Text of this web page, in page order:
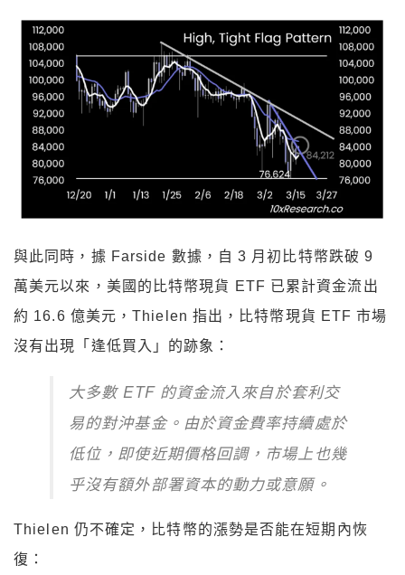
與此同時，據 Farside 數據，自 3 月初比特幣跌破 9
萬美元以來，美國的比特幣現貨 ETF 已累計資金流出
約 16.6 億美元，Thielen 指出，比特幣現貨 ETF 市場
沒有出現「逢低買入」的跡象：
大多數 ETF 的資金流入來自於套利交
易的對沖基金。由於資金費率持續處於
低位，即使近期價格回調，市場上也幾
乎沒有額外部署資本的動力或意願。
Thielen 仍不確定，比特幣的漲勢是否能在短期內恢
復：